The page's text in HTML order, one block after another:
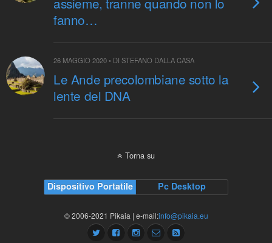
fanno…
26 MAGGIO 2020 • DI STEFANO DALLA CASA
Le Ande precolombiane sotto la
lente del DNA
Torna su
Dispositivo Portatile Pc Desktop
© 2006-2021 Pikaia | e-mail:info@pikaia.eu